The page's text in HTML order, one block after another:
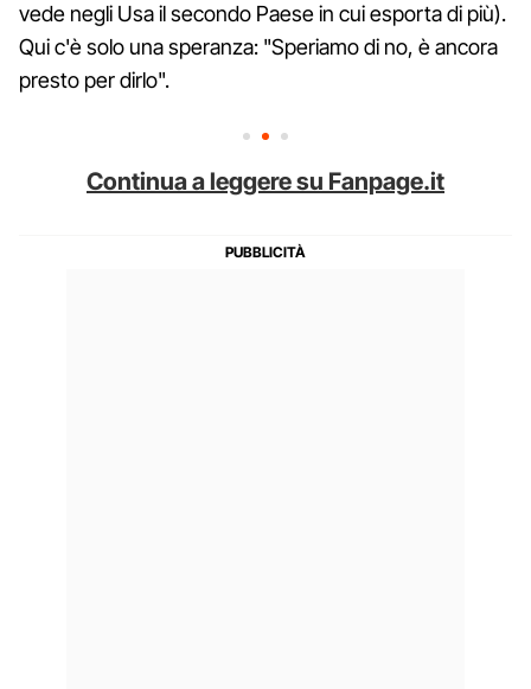
vede negli Usa il secondo Paese in cui esporta di più).
Qui c'è solo una speranza: "Speriamo di no, è ancora
presto per dirlo".
Continua a leggere su Fanpage.it